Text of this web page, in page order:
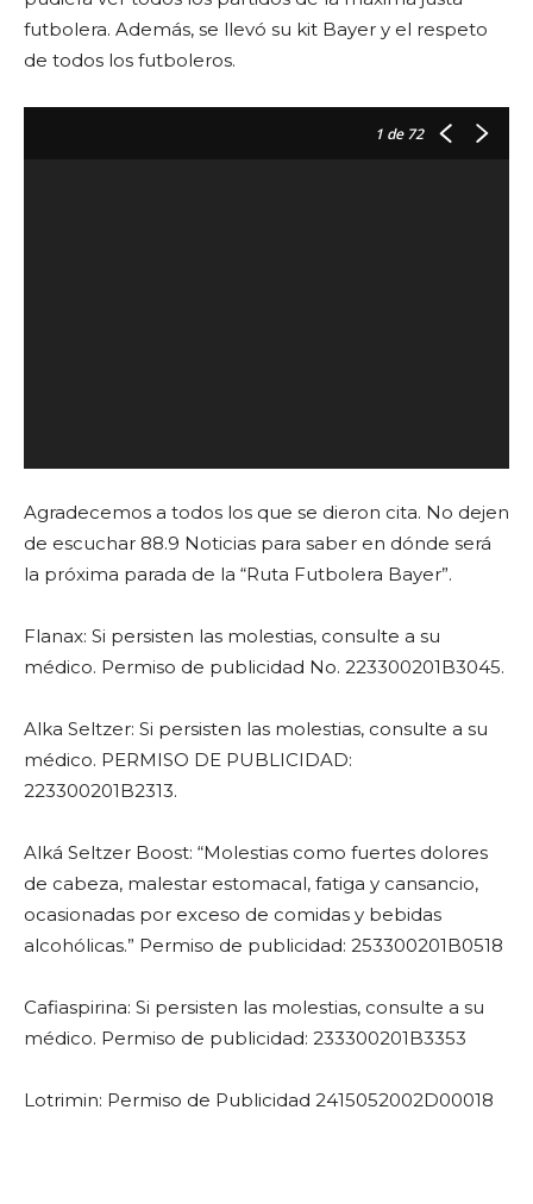
futbolera. Además, se llevó su kit Bayer y el respeto
de todos los futboleros.
1 de 72
Agradecemos a todos los que se dieron cita. No dejen
de escuchar 88.9 Noticias para saber en dónde será
la próxima parada de la “Ruta Futbolera Bayer”.
Flanax: Si persisten las molestias, consulte a su
médico. Permiso de publicidad No. 223300201B3045.
Alka Seltzer: Si persisten las molestias, consulte a su
médico. PERMISO DE PUBLICIDAD:
223300201B2313.
Alká Seltzer Boost: “Molestias como fuertes dolores
de cabeza, malestar estomacal, fatiga y cansancio,
ocasionadas por exceso de comidas y bebidas
alcohólicas.” Permiso de publicidad: 253300201B0518
Cafiaspirina: Si persisten las molestias, consulte a su
médico. Permiso de publicidad: 233300201B3353
Lotrimin: Permiso de Publicidad 2415052002D00018